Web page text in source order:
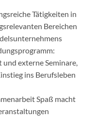
Tätigkeiten in
Bereichen
externe Seminare,
ins Berufsleben
Spaß macht